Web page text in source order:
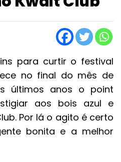
para curtir o festival
no final do mês de
últimos anos o point
aos bois azul e
Por lá o agito é certo
bonita e a melhor